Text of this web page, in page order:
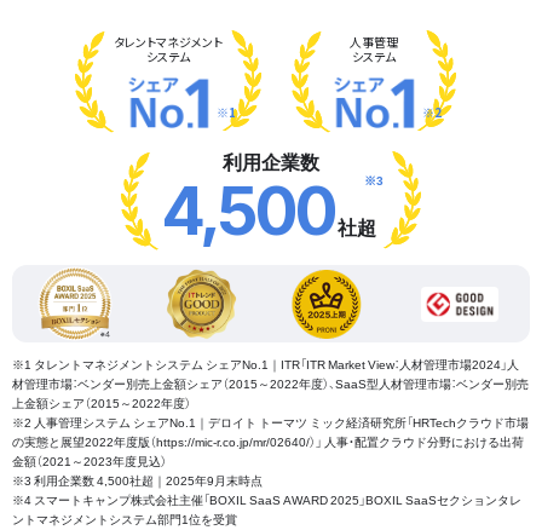
タレントマネジメント
システム
※1
人事管理
システム
※2
利用企業数
4,500社超
※3
※1 タレントマネジメントシステム シェアNo.1｜ITR「ITR Market View：人材管理市場2024」人
材管理市場：ベンダー別売上金額シェア（2015～2022年度）、SaaS型人材管理市場：ベンダー別売
上金額シェア（2015～2022年度）
※2 人事管理システム シェアNo.1｜デロイト トーマツ ミック経済研究所「HRTechクラウド市場
の実態と展望2022年度版（https://mic-r.co.jp/mr/02640/）」 人事・配置クラウド分野における出荷
金額（2021～2023年度見込）
※3 利用企業数 4,500社超｜2025年9月末時点
※4 スマートキャンプ株式会社主催「BOXIL SaaS AWARD 2025」BOXIL SaaSセクションタレ
ントマネジメントシステム部門1位を受賞